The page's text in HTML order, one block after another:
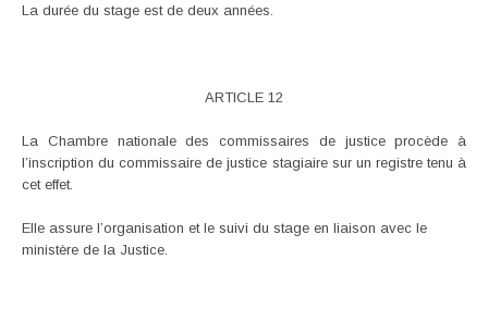
La durée du stage est de deux années.
ARTICLE 12
La Chambre nationale des commissaires de justice procède à
l’inscription du commissaire de justice stagiaire sur un registre tenu à
cet effet.
Elle assure l’organisation et le suivi du stage en liaison avec le
ministère de la Justice.